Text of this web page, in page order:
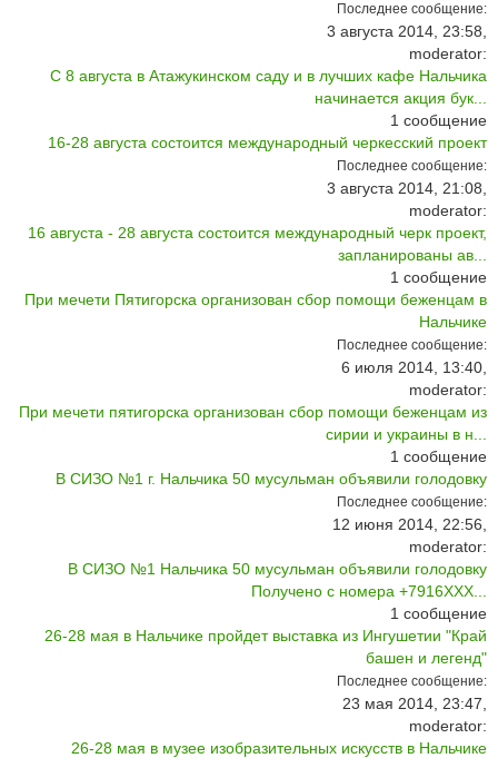
Последнее сообщение:
3 августа 2014, 23:58,
moderator:
С 8 августа в Атажукинском саду и в лучших кафе Нальчика
начинается акция бук...
1 сообщение
16-28 августа состоится международный черкесский проект
Последнее сообщение:
3 августа 2014, 21:08,
moderator:
16 августа - 28 августа состоится международный черк проект,
запланированы ав...
1 сообщение
При мечети Пятигорска организован сбор помощи беженцам в
Нальчике
Последнее сообщение:
6 июля 2014, 13:40,
moderator:
При мечети пятигорска организован сбор помощи беженцам из
сирии и украины в н...
1 сообщение
В СИЗО №1 г. Нальчика 50 мусульман объявили голодовку
Последнее сообщение:
12 июня 2014, 22:56,
moderator:
В СИЗО №1 Нальчика 50 мусульман объявили голодовку
Получено с номера +7916ХХХ...
1 сообщение
26-28 мая в Нальчике пройдет выставка из Ингушетии "Край
башен и легенд"
Последнее сообщение:
23 мая 2014, 23:47,
moderator:
26-28 мая в музее изобразительных искусств в Нальчике